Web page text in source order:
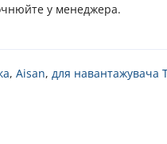
у менеджера.
, Aisan, для навантажувача